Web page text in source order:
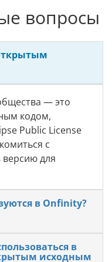
вопросы
— это
кодом,
Public License
с
для
в Onfinity?
в
исходным